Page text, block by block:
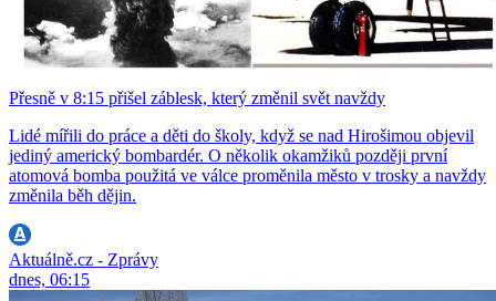
Přesně v 8:15 přišel záblesk, který změnil svět navždy
Lidé mířili do práce a děti do školy, když se nad Hirošimou objevil
jediný americký bombardér. O několik okamžiků později první
atomová bomba použitá ve válce proměnila město v trosky a navždy
změnila běh dějin.
Aktuálně.cz - Zprávy
dnes, 06:15